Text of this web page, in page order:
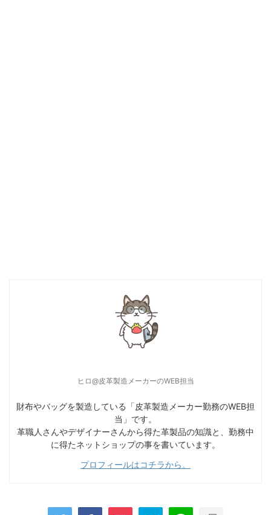
ヒロ@皮革製造メーカーのWEB担当
財布やバッグを製造している「皮革製造メーカー勤務のWEB担
当」です。
革職人さんやデザイナーさんから得た革製品の知識と、勤務中
に得たネットショップの事を書いています。
プロフィールはコチラから。